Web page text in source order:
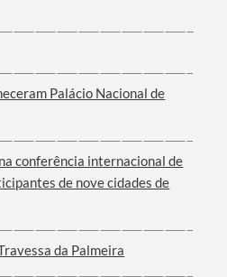
Palácio Nacional de
conferência internacional de
de nove cidades de
da Palmeira